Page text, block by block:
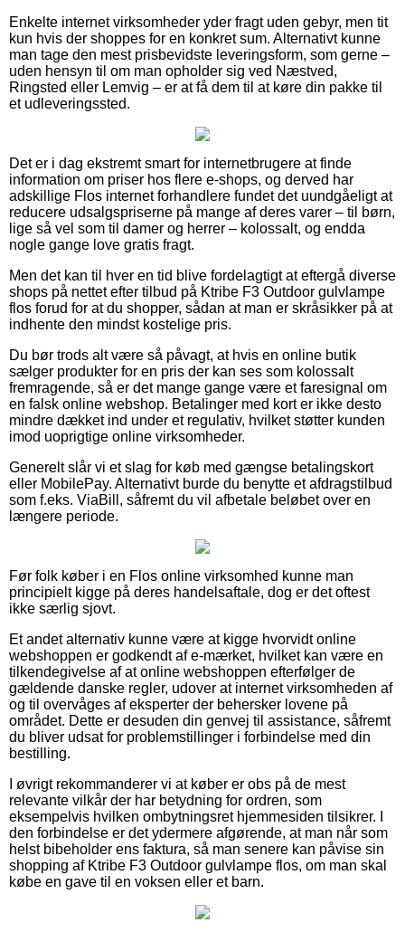
Enkelte internet virksomheder yder fragt uden gebyr, men tit
kun hvis der shoppes for en konkret sum. Alternativt kunne
man tage den mest prisbevidste leveringsform, som gerne –
uden hensyn til om man opholder sig ved Næstved,
Ringsted eller Lemvig – er at få dem til at køre din pakke til
et udleveringssted.
Det er i dag ekstremt smart for internetbrugere at finde
information om priser hos flere e-shops, og derved har
adskillige Flos internet forhandlere fundet det uundgåeligt at
reducere udsalgspriserne på mange af deres varer – til børn,
lige så vel som til damer og herrer – kolossalt, og endda
nogle gange love gratis fragt.
Men det kan til hver en tid blive fordelagtigt at eftergå diverse
shops på nettet efter tilbud på Ktribe F3 Outdoor gulvlampe
flos forud for at du shopper, sådan at man er skråsikker på at
indhente den mindst kostelige pris.
Du bør trods alt være så påvagt, at hvis en online butik
sælger produkter for en pris der kan ses som kolossalt
fremragende, så er det mange gange være et faresignal om
en falsk online webshop. Betalinger med kort er ikke desto
mindre dækket ind under et regulativ, hvilket støtter kunden
imod uoprigtige online virksomheder.
Generelt slår vi et slag for køb med gængse betalingskort
eller MobilePay. Alternativt burde du benytte et afdragstilbud
som f.eks. ViaBill, såfremt du vil afbetale beløbet over en
længere periode.
Før folk køber i en Flos online virksomhed kunne man
principielt kigge på deres handelsaftale, dog er det oftest
ikke særlig sjovt.
Et andet alternativ kunne være at kigge hvorvidt online
webshoppen er godkendt af e-mærket, hvilket kan være en
tilkendegivelse af at online webshoppen efterfølger de
gældende danske regler, udover at internet virksomheden af
og til overvåges af eksperter der behersker lovene på
området. Dette er desuden din genvej til assistance, såfremt
du bliver udsat for problemstillinger i forbindelse med din
bestilling.
I øvrigt rekommanderer vi at køber er obs på de mest
relevante vilkår der har betydning for ordren, som
eksempelvis hvilken ombytningsret hjemmesiden tilsikrer. I
den forbindelse er det ydermere afgørende, at man når som
helst bibeholder ens faktura, så man senere kan påvise sin
shopping af Ktribe F3 Outdoor gulvlampe flos, om man skal
købe en gave til en voksen eller et barn.